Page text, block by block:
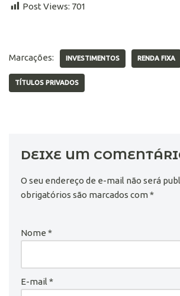
Post Views: 701
Marcações: INVESTIMENTOS RENDA FIXA
TÍTULOS PRIVADOS
DEIXE UM
O seu endereço de e-mail não será
obrigatórios são marcados com*
Nome *
E-mail *